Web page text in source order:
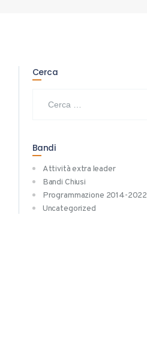
Cerca
Bandi
Attività extra leader
Bandi Chiusi
Programmazione 2014-2022
Uncategorized